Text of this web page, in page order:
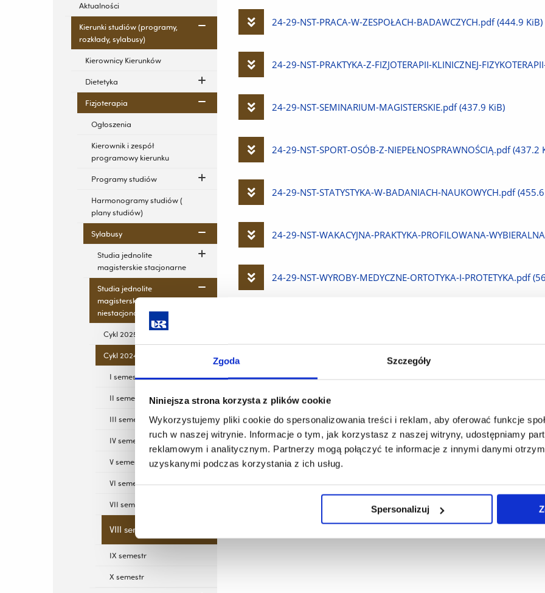
Zgoda Szczegóły
Niniejsza strona korzysta z plików cookie
Wykorzystujemy pliki cookie do spersonalizowania treści i reklam, aby oferować funkcje
ruch w naszej witrynie. Informacje o tym, jak korzystasz z naszej witryny, udostępniamy
reklamowym i analitycznym. Partnerzy mogą połączyć te informacje z innymi danymi
uzyskanymi podczas korzystania z ich usług.
Spersonalizuj
Aktualności
Kierunki studiów (programy,
rozkłady, sylabusy)
Kierownicy Kierunków
Dietetyka
Fizjoterapia
Ogłoszenia
Kierownik i zespół
programowy kierunku
Programy studiów
Harmonogramy studiów (
plany studiów)
Sylabusy
Studia jednolite
magisterskie stacjonarne
Studia jednolite
magisterskie
niestacjonarne
Cykl 2025-2030
Cykl 2024-2029
I semestr
II semestr
III semestr
IV semestr
V semestr
VI semestr
VII semestr
VIII semestr
IX semestr
X semestr
Pobierz
24-29-NST-PRACA-W-ZESPOŁACH-BADAWCZYCH.pdf (444.9 KiB)
Pobierz
24-29-NST-PRAKTYKA-Z-FIZJOTERAPII-KLINICZNEJ-
Pobierz
24-29-NST-SEMINARIUM-MAGISTERSKIE.pdf (437.9 KiB)
Pobierz
24-29-NST-SPORT-OSÓB-Z-NIEPEŁNOSPRAWNOŚCIĄ.pdf (437.2
Pobierz
24-29-NST-STATYSTYKA-W-BADANIACH-NAUKOWYCH.pdf
Pobierz
24-29-NST-WAKACYJNA-PRAKTYKA-PROFILOWANA-
Pobierz
24-29-NST-WYROBY-MEDYCZNE-ORTOTYKA-I-PROTETYKA.pdf